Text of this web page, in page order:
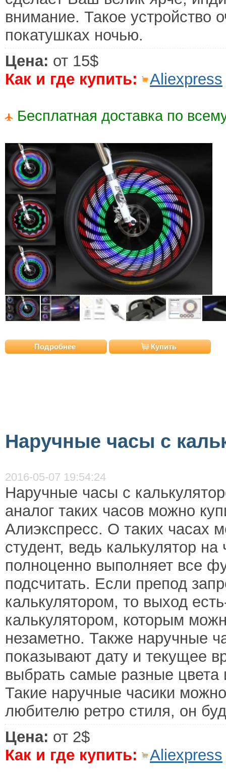
внимание. Такое устройство
покатушках ночью.
Цена: от 15$
Как и где купить:
Aliexpress
Бесплатная доставка по
Подробнее Купить
Наручные часы с
2016-05-07 19:54:24
Наручные часы с
аналог таких часов можно
Алиэкспресс. О таких часах
студент, ведь калькулятор
полноценно выполняет все
подсчитать. Если препод
калькулятором, то выход
калькулятором, которым
незаметно. Также наручные
показывают дату и текущее
выбрать самые разные цвета
Такие наручные часики
любителю ретро стиля, он
Цена: от 2$
Как и где купить:
Aliexpress